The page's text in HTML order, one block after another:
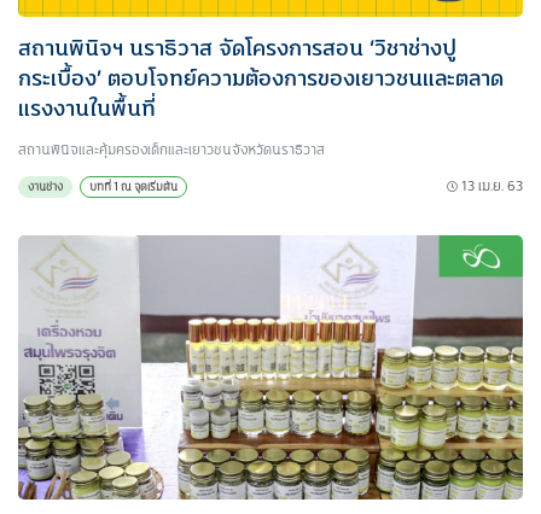
สถานพินิจฯ นราธิวาส จัดโครงการสอน ‘วิชาช่างปู
กระเบื้อง’ ตอบโจทย์ความต้องการของเยาวชนและตลาด
แรงงานในพื้นที่
สถานพินิจและคุ้มครองเด็กและเยาวชนจังหวัดนราธิวาส
งานช่าง บทที่ 1 ณ จุดเริ่มต้น 13 เม.ย. 63